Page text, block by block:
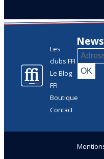
Les
clubs FFI
Le Blog
FFI
Boutique
Contact